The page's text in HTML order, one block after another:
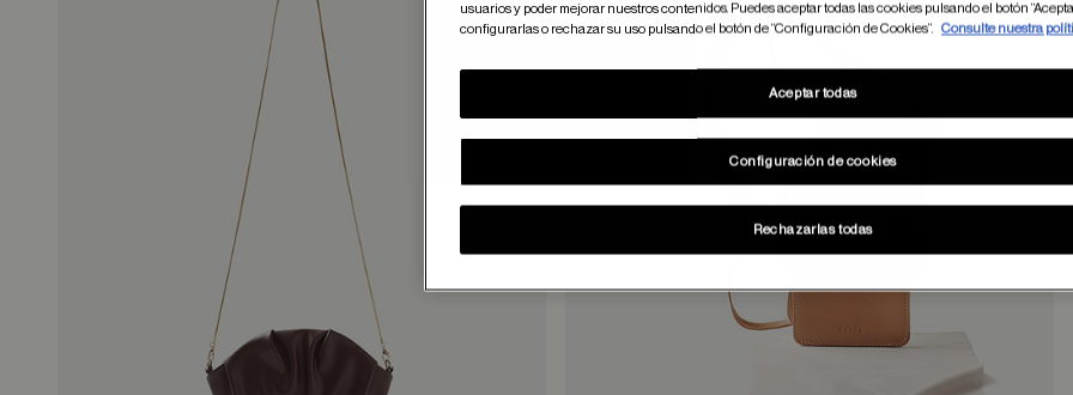
Guardar en favoritos
usuarios y poder mejorar nuestros contenidos. Puedes aceptar todas las cookies pulsando el botón
configurarlas o rechazar su uso pulsando el botón de “Configuración de Cookies”.
Consulte nuestra
Configuración de cookies
Rechazarlas todas
Aceptar todas